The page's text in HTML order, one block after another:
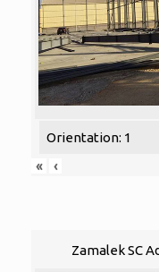
Orientation: 1
«
‹
Zamalek SC